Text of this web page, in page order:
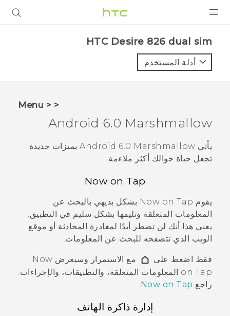
VIVE
VIVERSE
البرامج + التطبيقات
الدعم
HTC Desire 826 dual sim‎
أدلة المستخدم
< < Menu
Android 6.0 Marshmallow
يأتي Android 6.0 Marshmallow بميزات جديدة
تجعل حياة جوالك أكثر ملاءمة.
Now on Tap
يقوم Now on Tap بشكل بديهي بالبحث عن
المعلومات المتعلقة وتليمها بشكل سليم في التطبيق.
يعني هذا أنك لن تضطر أبدًا لمغادرة المحادثة أو موقع
الويب الذي تتصفحه للبحث عن المعلومات.
فقط اضغط على مع الاستمرار وسيعرض Now
on Tap المعلومات المتعلقة، والتطبيقات، والإجراءات.
راجع Now on Tap
.
إدارة ذاكرة الهاتف